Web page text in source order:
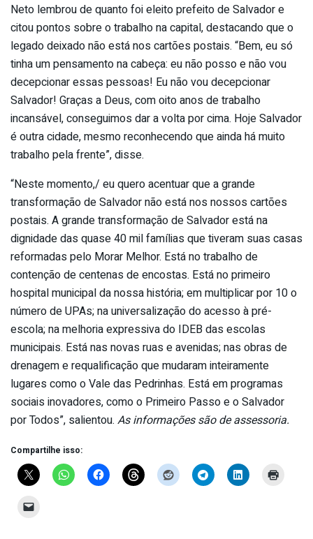
Neto lembrou de quanto foi eleito prefeito de Salvador e
citou pontos sobre o trabalho na capital, destacando que o
legado deixado não está nos cartões postais. “Bem, eu só
tinha um pensamento na cabeça: eu não posso e não vou
decepcionar essas pessoas! Eu não vou decepcionar
Salvador! Graças a Deus, com oito anos de trabalho
incansável, conseguimos dar a volta por cima. Hoje Salvador
é outra cidade, mesmo reconhecendo que ainda há muito
trabalho pela frente”, disse.
“Neste momento,/ eu quero acentuar que a grande
transformação de Salvador não está nos nossos cartões
postais. A grande transformação de Salvador está na
dignidade das quase 40 mil famílias que tiveram suas casas
reformadas pelo Morar Melhor. Está no trabalho de
contenção de centenas de encostas. Está no primeiro
hospital municipal da nossa história; em multiplicar por 10 o
número de UPAs; na universalização do acesso à pré-
escola; na melhoria expressiva do IDEB das escolas
municipais. Está nas novas ruas e avenidas; nas obras de
drenagem e requalificação que mudaram inteiramente
lugares como o Vale das Pedrinhas. Está em programas
sociais inovadores, como o Primeiro Passo e o Salvador
por Todos”, salientou. As informações são de assessoria.
Compartilhe isso: